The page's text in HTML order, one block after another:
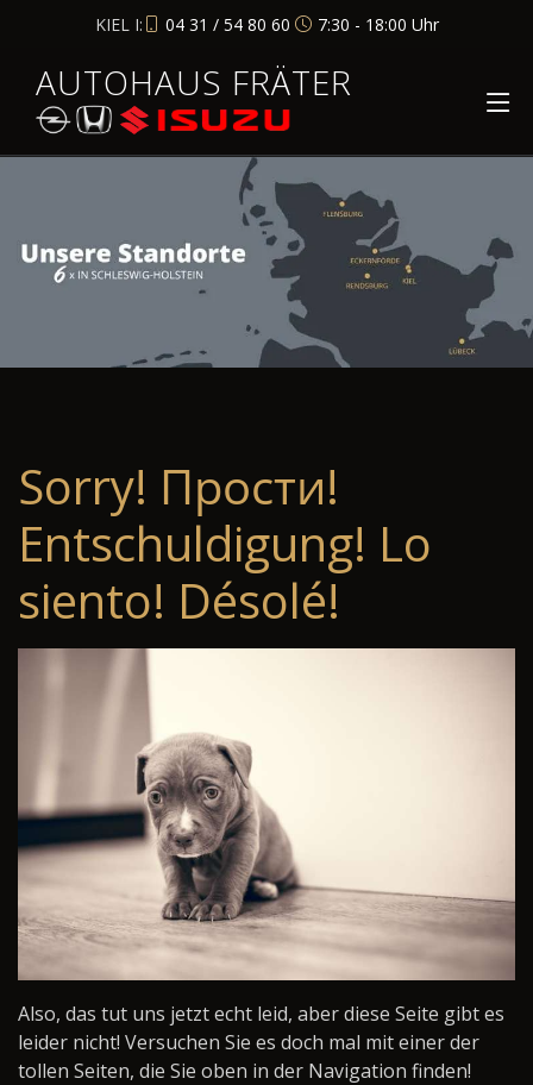
KIEL I: 04 31 / 54 80 60 7:30 - 18:00 Uhr
AUTOHAUS FRÄTER
Sorry! Прости!
Entschuldigung! Lo
siento! Désolé!
Also, das tut uns jetzt echt leid, aber diese Seite gibt es
leider nicht! Versuchen Sie es doch mal mit einer der
tollen Seiten, die Sie oben in der Navigation finden!